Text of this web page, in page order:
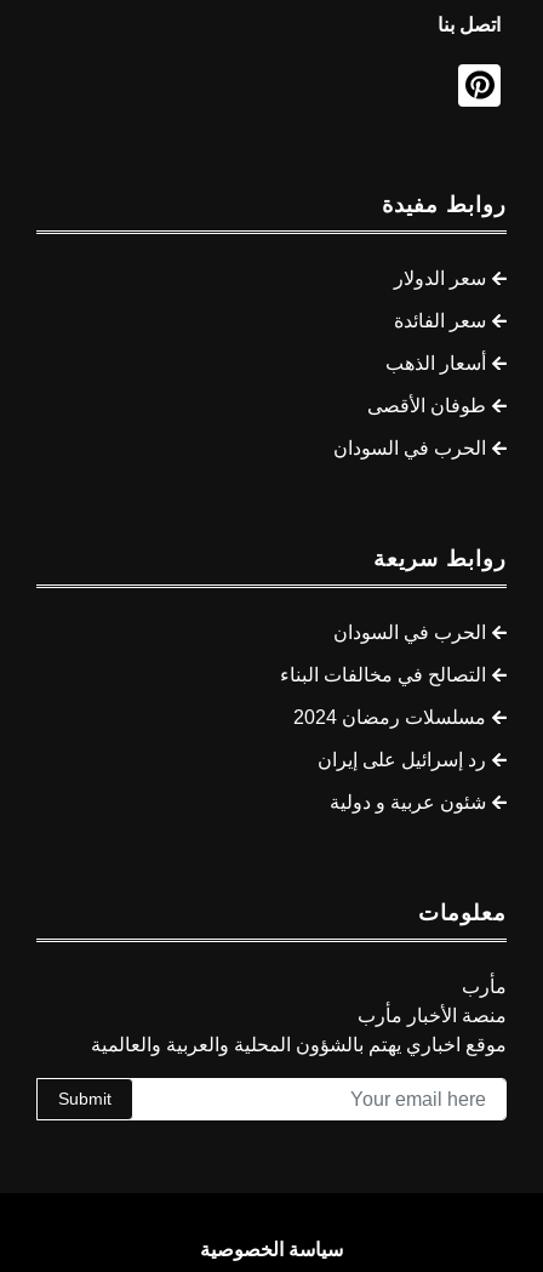
اتصل بنا
روابط مفيدة
سعر الدولار
سعر الفائدة
أسعار الذهب
طوفان الأقصى
الحرب في السودان
روابط سريعة
الحرب في السودان
التصالح في مخالفات البناء
مسلسلات رمضان 2024
رد إسرائيل على إيران
شئون عربية و دولية
معلومات
مأرب
منصة الأخبار مأرب
موقع اخباري يهتم بالشؤون المحلية والعربية والعالمية
Submit
سياسة الخصوصية